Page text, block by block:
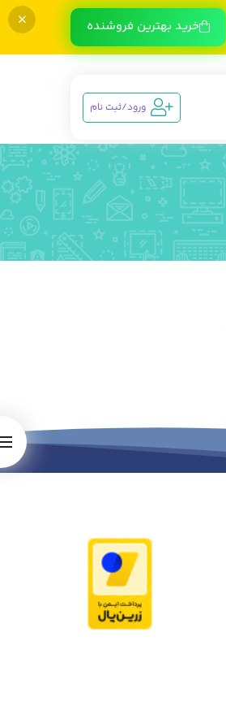
خرید بهترین فروشنده
ورود/ثبت نام